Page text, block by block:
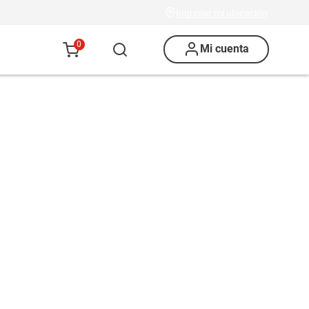
0 Mi cuenta